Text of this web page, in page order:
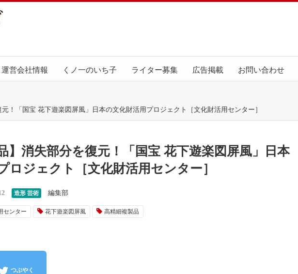
運営会社情報 くノ一のいち子 ライター募集 広告掲載 お問い合わせ
元！「国宝 花下遊楽図屏風」日本の文化財活用プロジェクト［文化財活用センター］
】消失部分を復元！「国宝 花下遊楽図屏風」日本
ロジェクト［文化財活用センター］
造形 芸術 編集部
センター 花下遊楽図屏風 高精細複製品
つぶやく